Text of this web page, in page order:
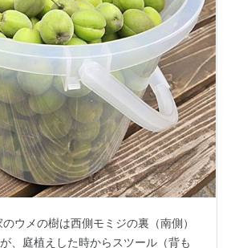
ウメの樹は西側モミジの裏（南側）
、庭植えした時からスツール（背も